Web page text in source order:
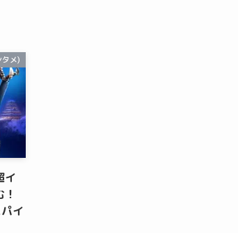
メ)
イ
イ